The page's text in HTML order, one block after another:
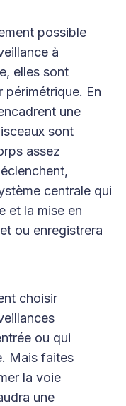
possible
à
elles sont
En
une
sont
assez
centrale qui
et la mise en
ou enregistrera
choisir
ou qui
Mais faites
la voie
une